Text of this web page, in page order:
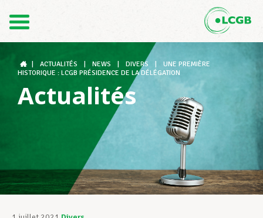
DE
Le LCGB
Structures syndicales
Assistance au Travail
ACTUALITÉS NEWS DIVERS
UNE PREMIÈRE
HISTORIQUE : LCGB PRÉSIDENCE DE LA DÉLÉGATION
Actualités